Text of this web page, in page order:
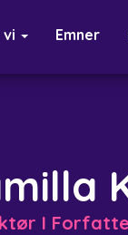
Emner
I